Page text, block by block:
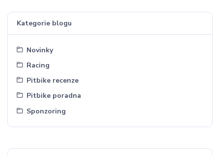
Kategorie blogu
Novinky
Racing
Pitbike recenze
Pitbike poradna
Sponzoring